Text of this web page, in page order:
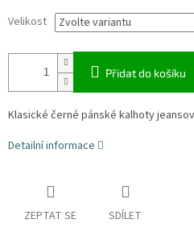
Velikost
Přidat do košíku
Klasické černé pánské kalhoty
Detailní informace
ZEPTAT SE SDÍLET